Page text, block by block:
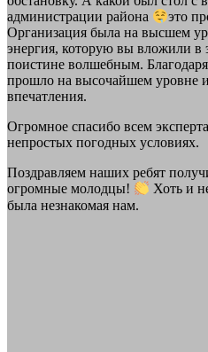
администрации района
это
Организация была на высшем
энергия, которую вы вложили в
поистине волшебным.
прошло на высочайшем уровне
впечатления.
Огромное спасибо всем
непростых погодных условиях.
Поздравляем наших ребят
огромные молодцы!
Хоть и
была незнакомая нам.